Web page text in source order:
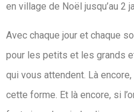
en village de Noël jusqu’au 2
Avec chaque jour et chaque
pour les petits et les grands
qui vous attendent. Là
cette forme. Et là encore, si